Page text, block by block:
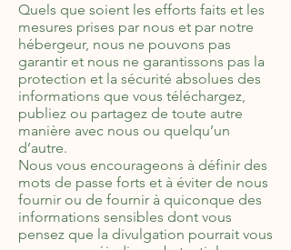
Quels que soient les efforts faits et les
mesures prises par nous et par notre
hébergeur, nous ne pouvons pas
garantir et nous ne garantissons pas la
protection et la sécurité absolues des
informations que vous téléchargez,
publiez ou partagez de toute autre
manière avec nous ou quelqu’un
d’autre.
Nous vous encourageons à définir des
mots de passe forts et à éviter de nous
fournir ou de fournir à quiconque des
informations sensibles dont vous
pensez que la divulgation pourrait vous